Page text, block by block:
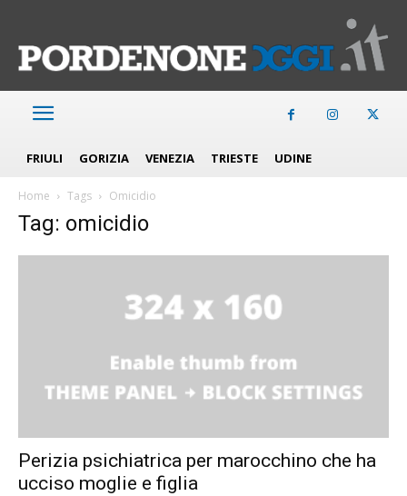
FRIULI GORIZIA VENEZIA TRIESTE UDINE
Home Tags Omicidio
Tag: omicidio
Perizia psichiatrica per marocchino che ha
ucciso moglie e figlia